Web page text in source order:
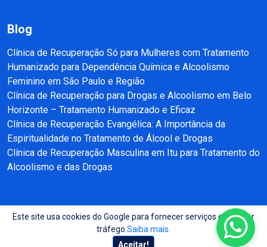
Blog
Clínica de Recuperação Só para Mulheres com Tratamento
Humanizado para Dependência Química e Alcoolismo
Feminino em São Paulo e Região
Clínica de Recuperação para Drogas e Alcoolismo em Belo
Horizonte – Tratamento Humanizado e Eficaz
Clínica de Recuperação Evangélica: A Importância da
Espiritualidade no Tratamento de Álcool e Drogas
Clínica de Recuperação Masculina em Itu para Tratamento do
Alcoolismo e das Drogas
Copyright © 2025 - 2026 Recuperação e Reabilitação SP Todos direitos
reservados.
Site produzido por:Almeida Sites
Este site usa cookies do Google para fornecer serviços e analisar
tráfego. Saiba mais.
Aceitar!